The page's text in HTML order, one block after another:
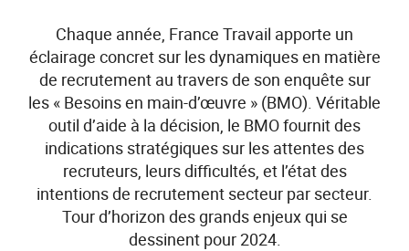
Chaque année, France Travail apporte un
éclairage concret sur les dynamiques en matière
de recrutement au travers de son enquête sur
les « Besoins en main-d’œuvre » (BMO). Véritable
outil d’aide à la décision, le BMO fournit des
indications stratégiques sur les attentes des
recruteurs, leurs difficultés, et l’état des
intentions de recrutement secteur par secteur.
Tour d’horizon des grands enjeux qui se
dessinent pour 2024.